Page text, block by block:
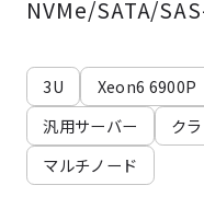
NVMe/SATA/
3U Xeon6 6900P
汎用サーバー
ク
マルチノード